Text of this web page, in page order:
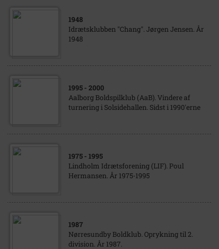
1948
Idrætsklubben "Chang". Jørgen Jensen. År
1948
1995 - 2000
Aalborg Boldspilklub (AaB). Vindere af
turnering i Solsidehallen. Sidst i 1990'erne
1975 - 1995
Lindholm Idrætsforening (LIF). Poul
Hermansen. År 1975-1995
1987
Nørresundby Boldklub. Oprykning til 2.
division. År 1987.